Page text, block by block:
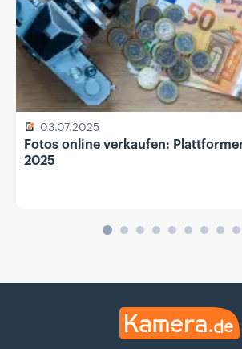
03.07.2025
Fotos online verkaufen:
2025
Kamera.de